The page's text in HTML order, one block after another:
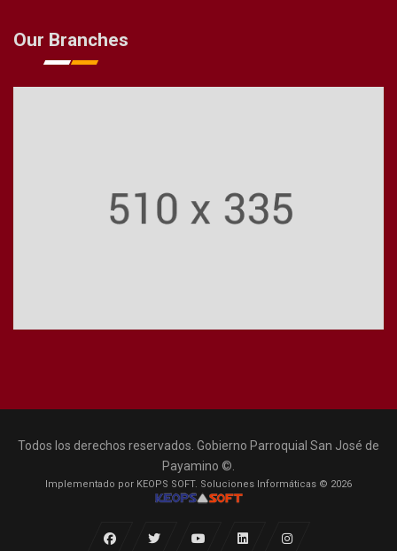
Our Branches
Todos los derechos reservados. Gobierno Parroquial San José de
Payamino ©.
Implementado por KEOPS SOFT. Soluciones Informáticas © 2026